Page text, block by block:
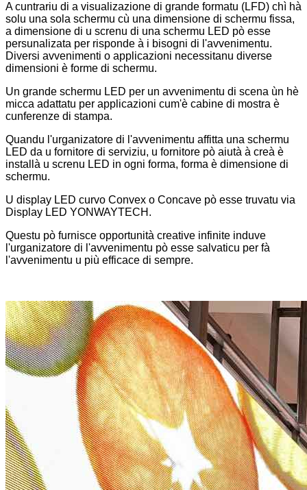
A cuntrariu di a visualizazione di grande formatu (LFD) chì hà
solu una sola schermu cù una dimensione di schermu fissa,
a dimensione di u screnu di una schermu LED pò esse
persunalizata per risponde à i bisogni di l'avvenimentu.
Diversi avvenimenti o applicazioni necessitanu diverse
dimensioni è forme di schermu.
Un grande schermu LED per un avvenimentu di scena ùn hè
micca adattatu per applicazioni cum'è cabine di mostra è
cunferenze di stampa.
Quandu l'urganizatore di l'avvenimentu affitta una schermu
LED da u fornitore di serviziu, u fornitore pò aiutà à creà è
installà u screnu LED in ogni forma, forma è dimensione di
schermu.
U display LED curvo Convex o Concave pò esse truvatu via
Display LED YONWAYTECH.
Questu pò furnisce opportunità creative infinite induve
l'urganizatore di l'avvenimentu pò esse salvaticu per fà
l'avvenimentu u più efficace di sempre.